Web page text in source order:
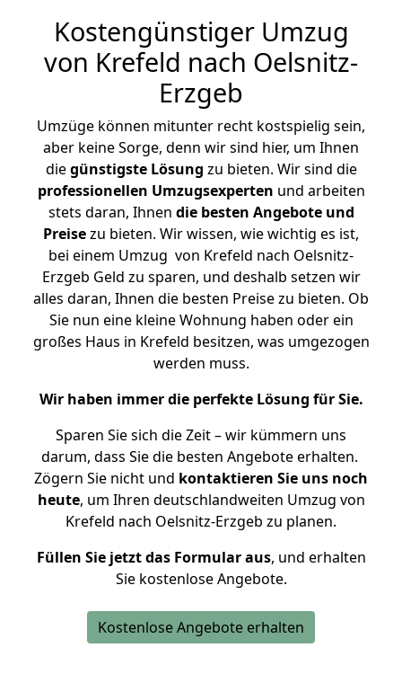
Kostengünstiger Umzug
von Krefeld nach Oelsnitz-
Erzgeb
Umzüge können mitunter recht kostspielig sein,
aber keine Sorge, denn wir sind hier, um Ihnen
diegünstigste Lösung zu bieten. Wir sind die
professionellen Umzugsexperten und arbeiten
stets daran, Ihnen die besten Angebote und
Preisezu bieten. Wir wissen, wie wichtig es ist,
bei einem Umzug von Krefeld nach Oelsnitz-
Erzgeb Geld zu sparen, und deshalb setzen wir
alles daran, Ihnen die besten Preise zu bieten. Ob
Sie nun eine kleine Wohnung haben oder ein
großes Haus in Krefeld besitzen, was umgezogen
werden muss.
Wir haben immer die perfekte Lösung für Sie.
Sparen Sie sich die Zeit – wir kümmern uns
darum, dass Sie die besten Angebote erhalten.
Zögern Sie nicht und kontaktieren Sie uns noch
heute, um Ihren deutschlandweiten Umzug von
Krefeld nach Oelsnitz-Erzgeb zu planen.
Füllen Sie jetzt das Formular aus, und erhalten
Sie kostenlose Angebote.
Kostenlose Angebote erhalten